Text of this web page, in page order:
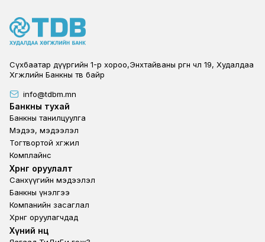
Сүхбаатар дүүргийн 1-р хороо,Энхтайваны өргөн чөлөө 19, Худалдаа
Хөгжлийн Банкны төв байр
info@tdbm.mn
Footer
Банкны тухай
Банкны танилцуулга
Мэдээ, мэдээлэл
Тогтвортой хөгжил
Комплайнс
Footer third
Хөрөнгө оруулалт
Санхүүгийн мэдээлэл
Банкны үнэлгээ
Компанийн засаглал
Хөрөнгө оруулагчдад
Footer second
Хүний нөөц